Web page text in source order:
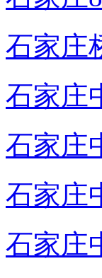
石家庄
石家庄
石家庄
石家庄
石家庄